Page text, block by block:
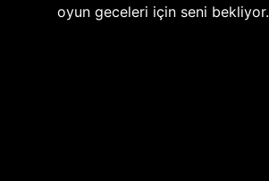
oyun geceleri için seni bekliyor.